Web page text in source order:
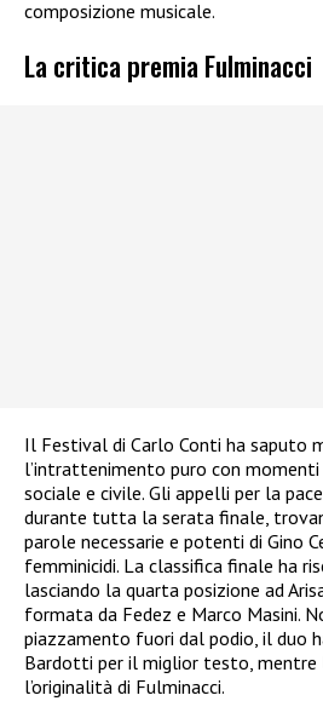
composizione musicale.
La critica premia Fulminacci
Il Festival di Carlo Conti ha saputo
l’intrattenimento puro con
sociale e civile. Gli appelli per la
durante tutta la serata finale,
parole necessarie e potenti di Gino
femminicidi. La classifica finale ha
lasciando la quarta posizione ad
formata da Fedez e Marco Masini.
piazzamento fuori dal podio, il duo
Bardotti per il miglior testo, mentre
l’originalità di Fulminacci.